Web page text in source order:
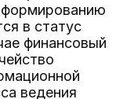
в статус
финансовый
ведения